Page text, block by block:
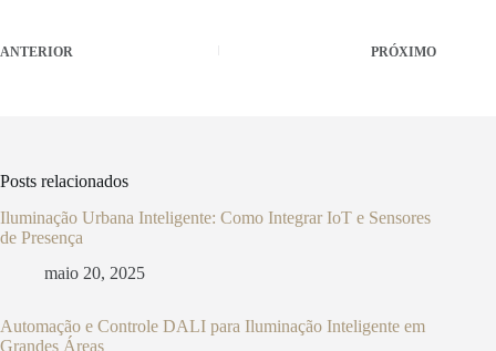
ANTERIOR PRÓXIMO
Posts relacionados
Iluminação Urbana Inteligente: Como Integrar IoT e Sensores
de Presença
maio 20, 2025
Automação e Controle DALI para Iluminação Inteligente em
Grandes Áreas